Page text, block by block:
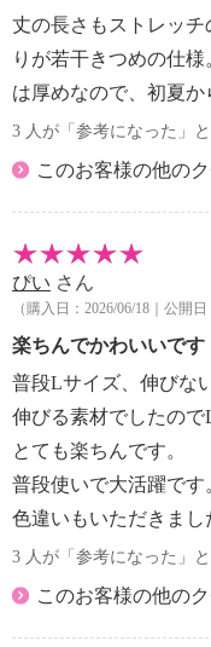
・水や汗などによる
・摩擦による色落ち
・ネット使用
【原産国（地）】
・中国製
丈の長さもストレッ
りが若干きつめの仕
は厚めなので、初夏か
3 人が「参考になった」
このお客様の他の
ぴい さん
（購入日：2026/06/18｜公開日
楽ちんでかわいいです
普段Lサイズ、伸びな
伸びる素材でしたので
とても楽ちんです。
普段使いで大活躍です
色違いもいただきまし
3 人が「参考になった」
このお客様の他の